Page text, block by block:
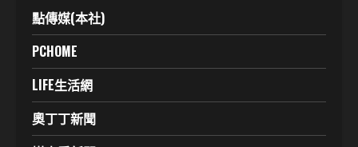
點傳媒(本社)
PCHOME
LIFE生活網
奧丁丁新聞